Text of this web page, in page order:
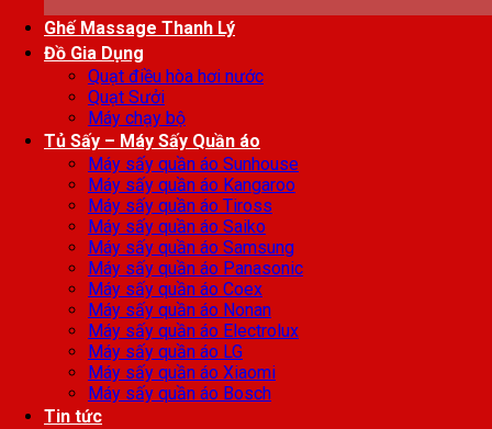
Ghế Massage Thanh Lý
Đồ Gia Dụng
Quạt điều hòa hơi nước
Quạt Sưởi
Máy chạy bộ
Tủ Sấy – Máy Sấy Quần áo
Máy sấy quần áo Sunhouse
Máy sấy quần áo Kangaroo
Máy sấy quần áo Tiross
Máy sấy quần áo Saiko
Máy sấy quần áo Samsung
Máy sấy quần áo Panasonic
Máy sấy quần áo Coex
Máy sấy quần áo Nonan
Máy sấy quần áo Electrolux
Máy sấy quần áo LG
Máy sấy quần áo Xiaomi
Máy sấy quần áo Bosch
Tin tức